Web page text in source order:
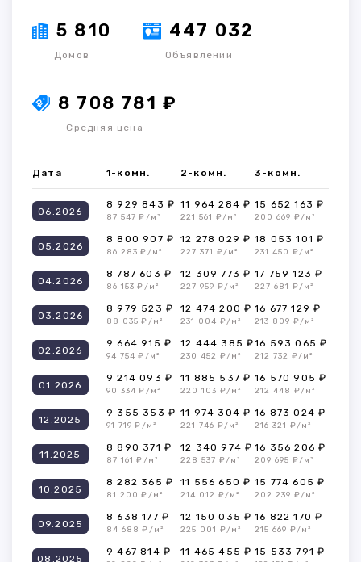
5 810
Домов
447 032
Объявлений
8 708 781 ₽
Средняя цена
Дата 1-комн. 2-комн. 3-комн.
06.2026
8 929 843 ₽
87 547 ₽/м²
11 964 284 ₽
221 561 ₽/м²
15 652 163 ₽
200 669 ₽/м²
05.2026
8 800 907 ₽
86 283 ₽/м²
12 278 029 ₽
227 371 ₽/м²
18 053 101 ₽
231 450 ₽/м²
04.2026
8 787 603 ₽
86 153 ₽/м²
12 309 773 ₽
227 959 ₽/м²
17 759 123 ₽
227 681 ₽/м²
03.2026
8 979 523 ₽
88 035 ₽/м²
12 474 200 ₽
231 004 ₽/м²
16 677 129 ₽
213 809 ₽/м²
02.2026
9 664 915 ₽
94 754 ₽/м²
12 444 385 ₽
230 452 ₽/м²
16 593 065 ₽
212 732 ₽/м²
01.2026
9 214 093 ₽
90 334 ₽/м²
11 885 537 ₽
220 103 ₽/м²
16 570 905 ₽
212 448 ₽/м²
12.2025
9 355 353 ₽
91 719 ₽/м²
11 974 304 ₽
221 746 ₽/м²
16 873 024 ₽
216 321 ₽/м²
11.2025
8 890 371 ₽
87 161 ₽/м²
12 340 974 ₽
228 537 ₽/м²
16 356 206 ₽
209 695 ₽/м²
10.2025
8 282 365 ₽
81 200 ₽/м²
11 556 650 ₽
214 012 ₽/м²
15 774 605 ₽
202 239 ₽/м²
09.2025
8 638 177 ₽
84 688 ₽/м²
12 150 035 ₽
225 001 ₽/м²
16 822 170 ₽
215 669 ₽/м²
08.2025
9 467 814 ₽ 11 465 455 ₽ 15 533 791 ₽